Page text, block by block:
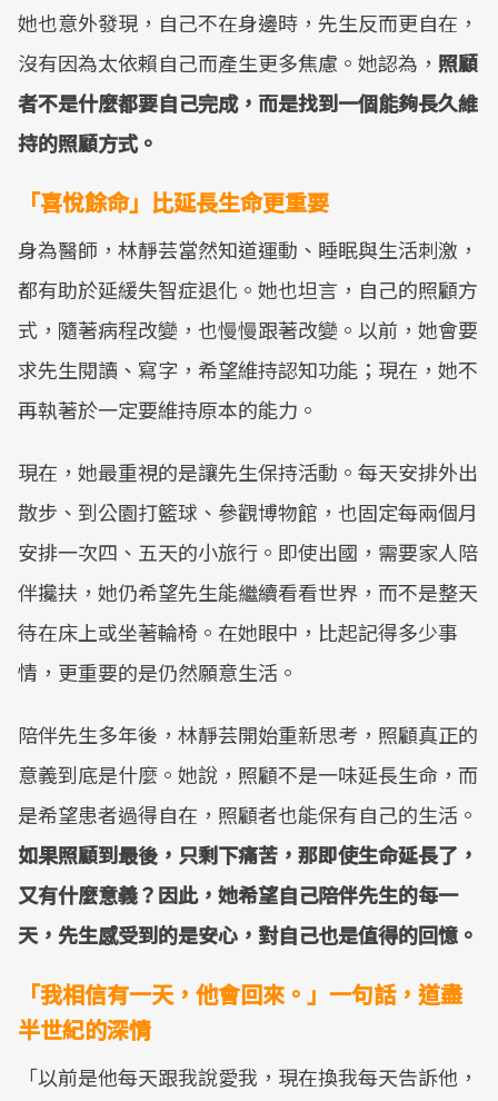
她也意外發現，自己不在身邊時，先生反而更自在，
沒有因為太依賴自己而產生更多焦慮。她認為， 照顧
者不是什麼都要自己完成，而是找到一個能夠長久維
持的照顧方式。
「喜悅餘命」比延長生命更重要
身為醫師，林靜芸當然知道運動、睡眠與生活刺激，
都有助於延緩失智症退化。她也坦言，自己的照顧方
式，隨著病程改變，也慢慢跟著改變。以前，她會要
求先生閱讀、寫字，希望維持認知功能；現在，她不
再執著於一定要維持原本的能力。
現在，她最重視的是讓先生保持活動。每天安排外出
散步、到公園打籃球、參觀博物館，也固定每兩個月
安排一次四、五天的小旅行。即使出國，需要家人陪
伴攙扶，她仍希望先生能繼續看看世界，而不是整天
待在床上或坐著輪椅。在她眼中，比起記得多少事
情，更重要的是仍然願意生活。
陪伴先生多年後，林靜芸開始重新思考，照顧真正的
意義到底是什麼。她說，照顧不是一味延長生命，而
是希望患者過得自在，照顧者也能保有自己的生活。
如果照顧到最後，只剩下痛苦，那即使生命延長了，
又有什麼意義？因此，她希望自己陪伴先生的每一
天，先生感受到的是安心，對自己也是值得的回憶。
「我相信有一天，他會回來。」一句話，道盡
半世紀的深情
「以前是他每天跟我說愛我，現在換我每天告訴他，